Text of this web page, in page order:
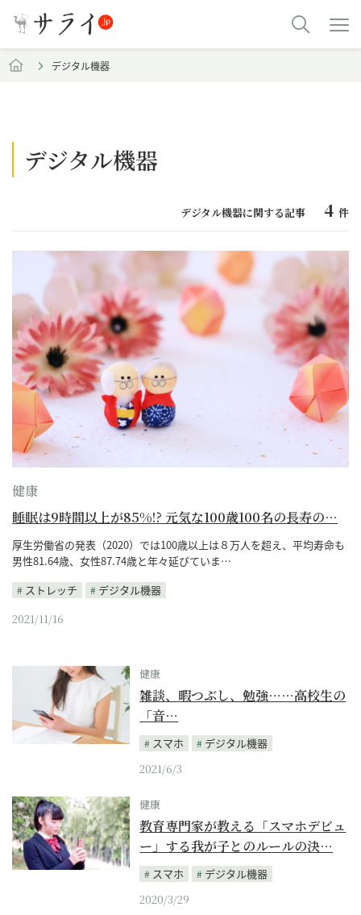
デジタル機器
デジタル機器
デジタル機器に関する記事 4 件
健康
睡眠は9時間以上が85%!? 元気な100歳100名の長寿の…
厚生労働省の発表（2020）では100歳以上は８万人を超え、平均寿命も
男性81.64歳、女性87.74歳と年々延びていま…
ストレッチ
デジタル機器
2021/11/16
健康
雑談、暇つぶし、勉強……高校生の
「音…
スマホ
デジタル機器
2021/6/3
健康
教育専門家が教える「スマホデビュ
ー」する我が子とのルールの決…
スマホ
デジタル機器
2020/3/29